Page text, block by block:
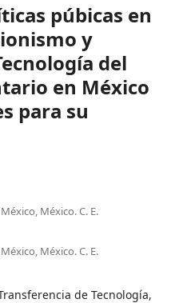
púbicas en
y
del
en México
para su
México. C. E.
México. C. E.
de Tecnología,